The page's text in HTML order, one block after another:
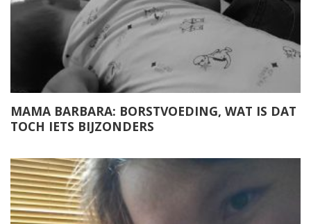
MAMA BARBARA: BORSTVOEDING, WAT IS DAT
TOCH IETS BIJZONDERS